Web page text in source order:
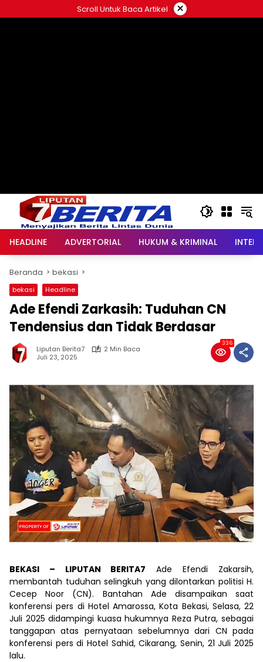
ke
Scroll Untuk Baca Artikel ×
HEADLINE ADVERTORIAL HUKUM & KRIMINAL
Beranda bekasi
bekasi Headline
Ade Efendi Zarkasih: Tuduhan CN
Tendensius dan Tidak Berdasar
Liputan Berita7
2 Min Baca
Juli 23, 2025
336
BEKASI – LIPUTAN BERITA7 Ade Efendi Zakarsih,
membantah tuduhan selingkuh yang dilontarkan politisi H.
Cecep Noor (CN). Bantahan Ade disampaikan saat
konferensi pers di Hotel Amarossa, Kota Bekasi, Selasa, 22
Juli 2025 didampingi kuasa hukumnya Reza Putra, sebagai
tanggapan atas pernyataan sebelumnya dari CN pada
konferensi pers di Hotel Sahid, Cikarang, Senin, 21 Juli 2025
lalu.